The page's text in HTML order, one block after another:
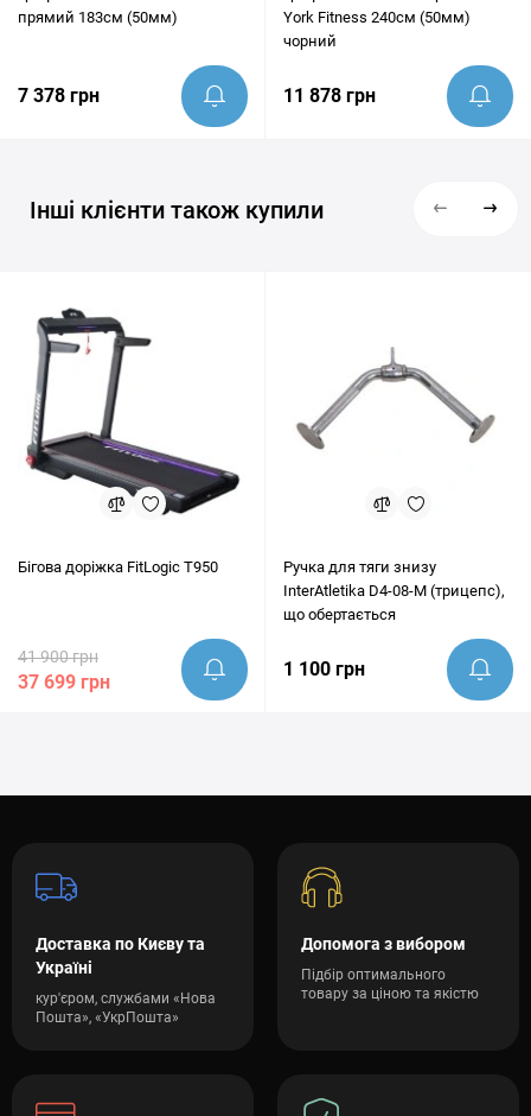
прямий 183см (50мм)
7 378 грн
York Fitness 240см (50мм)
чорний
11 878 грн
Інші клієнти також купили
Бігова доріжка FitLogic T950
41 900 грн
37 699 грн
Ручка для тяги знизу
InterAtletika D4-08-M (трицепс),
що обертається
1 100 грн
Доставка по Києву та
Україні
кур'єром, службами «Нова
Пошта», «УкрПошта»
Допомога з вибором
Підбір оптимального
товару за ціною та якістю